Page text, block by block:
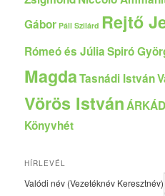
Gábor Páll Szilárd Rejtő
Rómeó és JúliaSpiró
MagdaTasnádi István
Vörös István
Könyvhét
HÍRLEVÉL
Valódi név (Vezetéknév Keresztnév)